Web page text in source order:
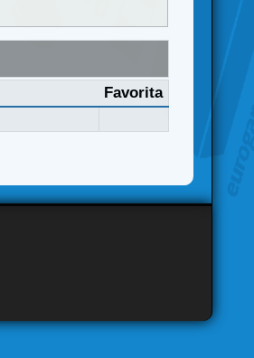
Favorita